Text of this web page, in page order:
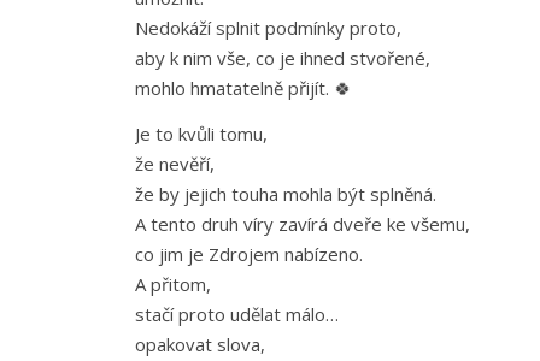
Nedokáží splnit podmínky proto,
aby k nim vše, co je ihned stvořené,
mohlo hmatatelně přijít. 🍀
Je to kvůli tomu,
že nevěří,
že by jejich touha mohla být splněná.
A tento druh víry zavírá dveře ke všemu,
co jim je Zdrojem nabízeno.
A přitom,
stačí proto udělat málo…
opakovat slova,